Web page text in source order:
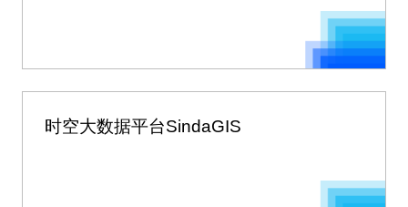
时空大数据平台SindaGIS